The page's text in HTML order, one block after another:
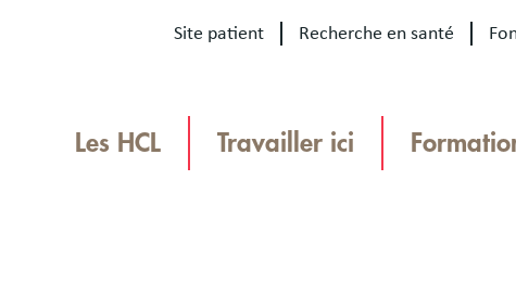
Site patient Recherche en santé
Les HCL Travailler ici